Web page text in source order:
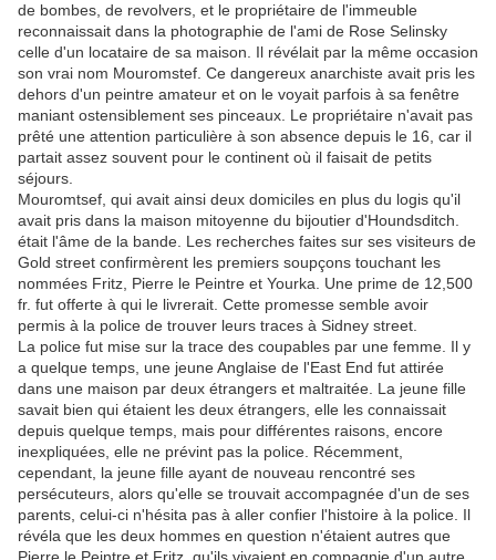
de bombes, de revolvers, et le propriétaire de l'immeuble
reconnaissait dans la photographie de l'ami de Rose Selinsky
celle d'un locataire de sa maison. Il révélait par la même occasion
son vrai nom Mouromstef. Ce dangereux anarchiste avait pris les
dehors d'un peintre amateur et on le voyait parfois à sa fenêtre
maniant ostensiblement ses pinceaux. Le propriétaire n'avait pas
prêté une attention particulière à son absence depuis le 16, car il
partait assez souvent pour le continent où il faisait de petits
séjours.
Mouromtsef, qui avait ainsi deux domiciles en plus du logis qu'il
avait pris dans la maison mitoyenne du bijoutier d'Houndsditch.
était l'âme de la bande. Les recherches faites sur ses visiteurs de
Gold street confirmèrent les premiers soupçons touchant les
nommées Fritz, Pierre le Peintre et Yourka. Une prime de 12,500
fr. fut offerte à qui le livrerait. Cette promesse semble avoir
permis à la police de trouver leurs traces à Sidney street.
La police fut mise sur la trace des coupables par une femme. Il y
a quelque temps, une jeune Anglaise de l'East End fut attirée
dans une maison par deux étrangers et maltraitée. La jeune fille
savait bien qui étaient les deux étrangers, elle les connaissait
depuis quelque temps, mais pour différentes raisons, encore
inexpliquées, elle ne prévint pas la police. Récemment,
cependant, la jeune fille ayant de nouveau rencontré ses
persécuteurs, alors qu'elle se trouvait accompagnée d'un de ses
parents, celui-ci n'hésita pas à aller confier l'histoire à la police. Il
révéla que les deux hommes en question n'étaient autres que